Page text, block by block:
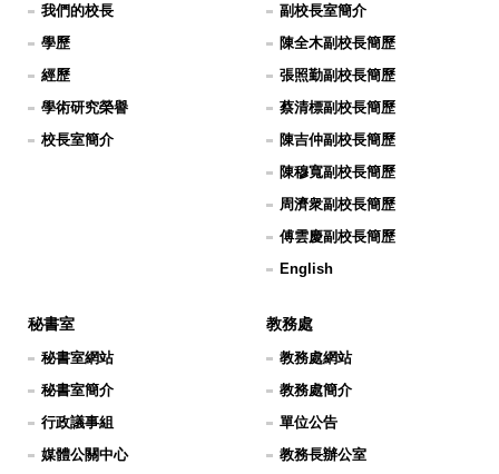
我們的校長
學歷
經歷
學術研究榮譽
校長室簡介
副校長室簡介
陳全木副校長簡歷
張照勤副校長簡歷
蔡清標副校長簡歷
陳吉仲副校長簡歷
陳穆寬副校長簡歷
周濟衆副校長簡歷
傅雲慶副校長簡歷
English
秘書室
秘書室網站
秘書室簡介
行政議事組
媒體公關中心
教務處
教務處網站
教務處簡介
單位公告
教務長辦公室